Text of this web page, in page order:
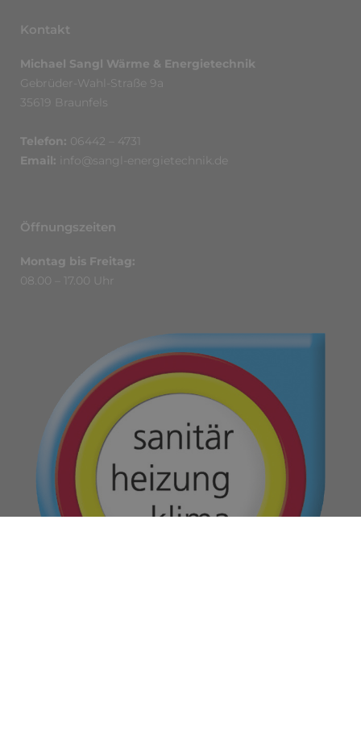
Kontakt
Michael Sangl Wärme & Energietechnik
Gebrüder-Wahl-Straße 9a
35619 Braunfels
Telefon: 06442 – 4731
Email:
info@sangl-energietechnik.de
Öffnungszeiten
Montag bis Freitag:
08.00 – 17.00 Uhr